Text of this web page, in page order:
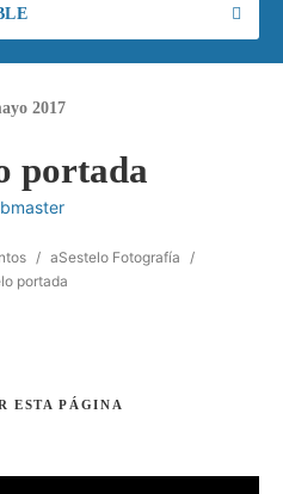
2017
portada
/ aSestelo Fotografía /
portada
ESTA PÁGINA